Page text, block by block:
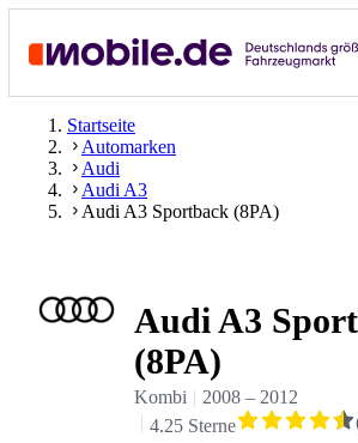
Startseite
Automarken
Audi
Audi A3
Audi A3 Sportback (8PA)
Audi A3
(8PA)
Kombi 2008– 2012
4.25 Sterne